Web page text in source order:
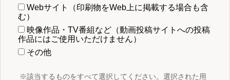
Webサイト（印刷物をWeb上に掲載する場合も含
む）
映像作品・TV番組など（動画投稿サイトへの投稿
作品にはご使用いただけません）
その他
※該当するものをすべて選択してください。選択された用